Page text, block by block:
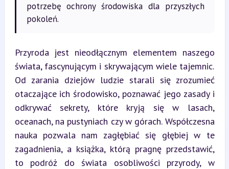
potrzebę ochrony środowiska dla przyszłych
pokoleń.
Przyroda jest nieodłącznym elementem naszego
świata, fascynującym i skrywającym wiele tajemnic.
Od zarania dziejów ludzie starali się zrozumieć
otaczające ich środowisko, poznawać jego zasady i
odkrywać sekrety, które kryją się w lasach,
oceanach, na pustyniach czy w górach. Współczesna
nauka pozwala nam zagłębiać się głębiej w te
zagadnienia, a książka, którą pragnę przedstawić,
to podróż do świata osobliwości przyrody, w